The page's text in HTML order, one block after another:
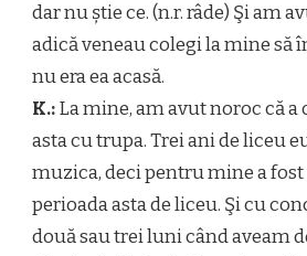
dar nu știe ce. (n.r. râde) Şi am
adică veneau colegi la mine să
nu era ea acasă.
K.:La mine, am avut noroc că
asta cu trupa. Trei ani de liceu
muzica, deci pentru mine a
perioada asta de liceu. Şi cu
două sau trei luni când aveam